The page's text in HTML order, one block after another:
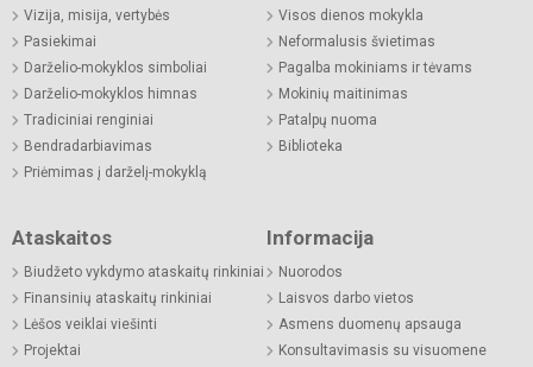
Vizija, misija, vertybės
Pasiekimai
Darželio-mokyklos simboliai
Darželio-mokyklos himnas
Tradiciniai renginiai
Bendradarbiavimas
Priėmimas į darželį-mokyklą
Visos dienos mokykla
Neformalusis švietimas
Pagalba mokiniams ir tėvams
Mokinių maitinimas
Patalpų nuoma
Biblioteka
Ataskaitos
Biudžeto vykdymo ataskaitų rinkiniai
Finansinių ataskaitų rinkiniai
Lėšos veiklai viešinti
Projektai
Informacija
Nuorodos
Laisvos darbo vietos
Asmens duomenų apsauga
Konsultavimasis su visuomene